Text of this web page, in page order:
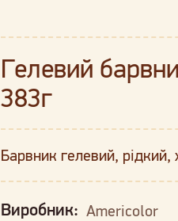
Гелевий
383г
Барвник гелевий,
Виробник: Americolor